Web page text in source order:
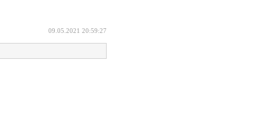
09.05.2021 20:59:27